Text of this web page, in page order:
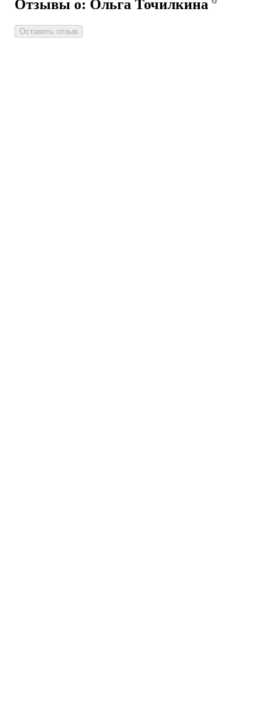
Отзывы о: Ольга Точилкина
Оставить отзыв